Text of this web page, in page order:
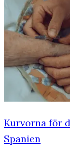
Kurvorna för
Spanien